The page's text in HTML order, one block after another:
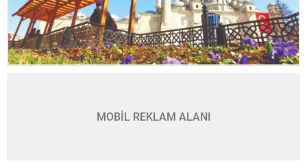
MOBİL REKLAM ALANI